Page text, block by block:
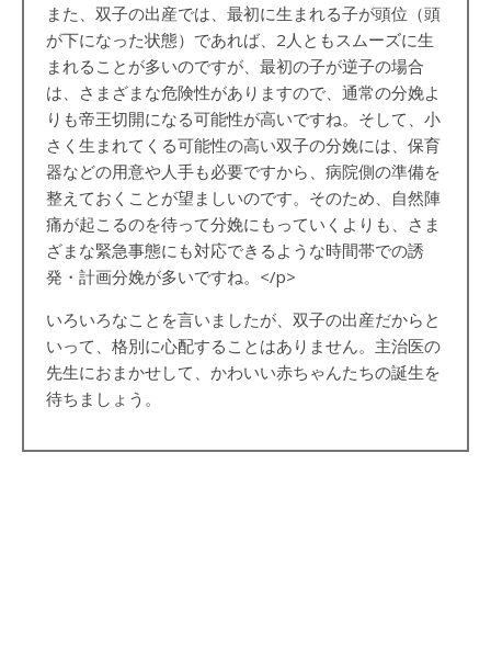
また、双子の出産では、最初に生まれる子が頭位（頭
が下になった状態）であれば、 2 人ともスムーズに生
まれることが多いのですが、最初の子が逆子の場合
は、さまざまな危険性がありますので、通常の分娩よ
りも帝王切開になる可能性が高いですね。そして、小
さく生まれてくる可能性の高い双子の分娩には、保育
器などの用意や人手も必要ですから、病院側の準備を
整えておくことが望ましいのです。そのため、自然陣
痛が起こるのを待って分娩にもっていくよりも、さま
ざまな緊急事態にも対応できるような時間帯での誘
発・計画分娩が多いですね。 </p>
いろいろなことを言いましたが、双子の出産だからと
いって、格別に心配することはありません。主治医の
先生におまかせして、かわいい赤ちゃんたちの誕生を
待ちましょう。